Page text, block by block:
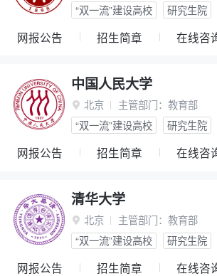
“双一流”建设高校
研究生院
网报公告 招生简章 在线咨
中国人民大学
 北京 主管部门： 教育部
“双一流”建设高校
研究生院
网报公告 招生简章 在线咨
清华大学
 北京 主管部门： 教育部
“双一流”建设高校
研究生院
网报公告 招生简章 在线咨